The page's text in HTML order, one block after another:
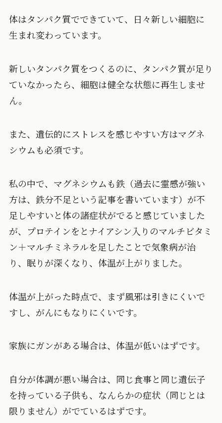
体はタンパク質でできていて、日々新しい細胞に
生まれ変わっています。
新しいタンパク質をつくるのに、タンパク質が足り
ていなかったら、細胞は健全な状態に再生しませ
ん。
また、遺伝的にストレスを感じやすい方はマグネ
シウムも必須です。
私の中で、マグネシウムも鉄（過去に霊感が強い
方は、鉄分不足という記事を書いています）が不
足しやすいと体の諸症状がでると感じていました
が、プロテインをとナイアシン入りのマルチビタミ
ン＋マルチミネラルを足したことで気象病が治
り、眠りが深くなり、体温が上がりました。
体温が上がった時点で、まず風邪は引きにくいで
すし、がんにもなりにくいです。
家族にガンがある場合は、体温が低いはずです。
自分が体調が悪い場合は、同じ食事と同じ遺伝子
を持っている子供も、なんらかの症状（同じとは
限りません）がでているはずです。